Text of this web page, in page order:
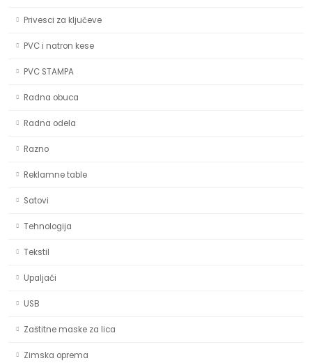
Privesci za ključeve
PVC i natron kese
PVC STAMPA
Radna obuca
Radna odela
Razno
Reklamne table
Satovi
Tehnologija
Tekstil
Upaljači
USB
Zaštitne maske za lica
Zimska oprema